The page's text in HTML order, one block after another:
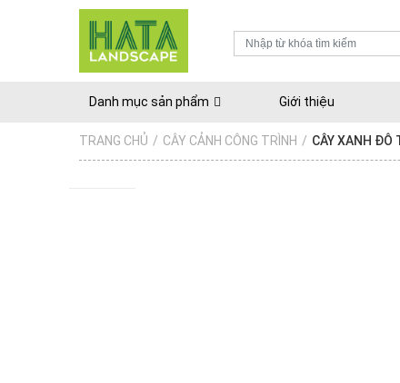
Danh mục sản phẩm Giới thiệu
TRANG CHỦ / CÂY CẢNH CÔNG TRÌNH / CÂY XANH ĐÔ